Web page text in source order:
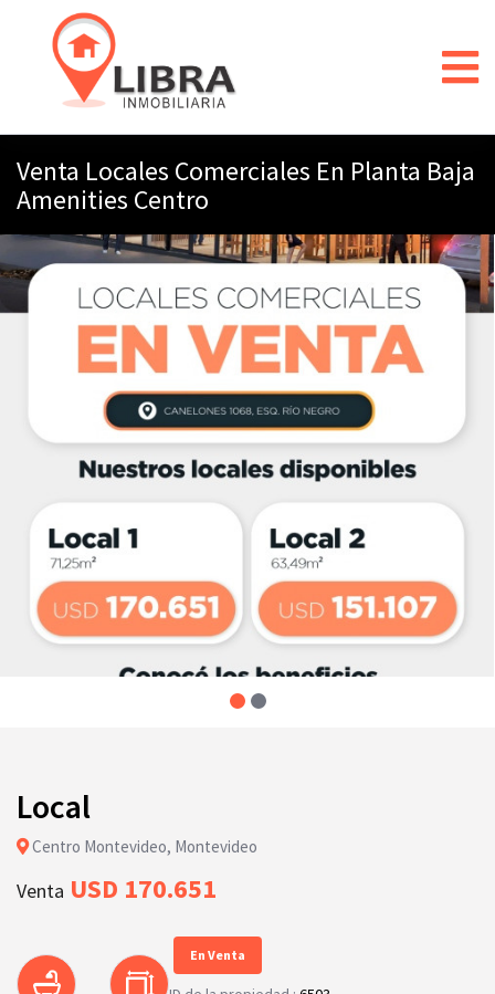
Venta Locales Comerciales En Planta Baja
Amenities Centro
Local
Centro Montevideo, Montevideo
Venta USD 170.651
En Venta